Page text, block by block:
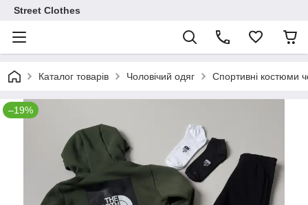
Street Clothes
Каталог товарів Чоловічий одяг Спортивні костюми
–19%